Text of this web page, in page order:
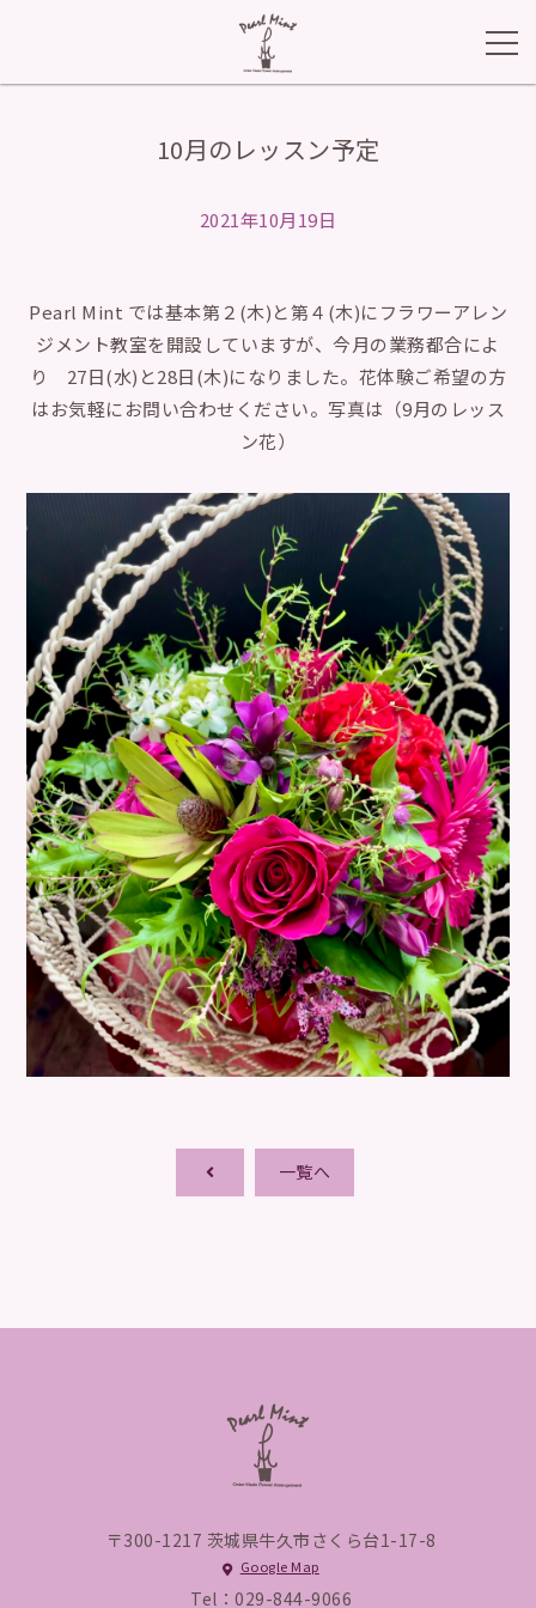
10月のレッスン予定
2021年10月19日
Pearl Mint では基本第２(木)と第４(木)にフラワーアレン
ジメント教室を開設していますが、今月の業務都合によ
り 27日(水)と28日(木)になりました。花体験ご希望の方
はお気軽にお問い合わせください。写真は（9月のレッス
ン花）
一覧へ
〒300-1217 茨城県牛久市さくら台1-17-8
Google Map
Tel：029-844-9066